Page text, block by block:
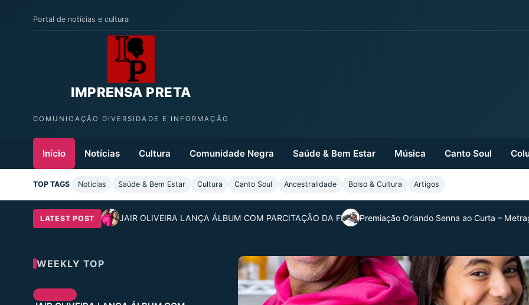
Portal de notícias e cultura
IMPRENSA PRETA
COMUNICAÇÃO DIVERSIDADE E INFORMAÇÃO
Início Notícias Cultura Comunidade Negra Saúde & Bem Estar Música Canto Soul
TOP TAGS Noticias Saúde & Bem Estar Cultura Canto Soul Ancestralidade Bolso & Cultura Artigos
LATEST POST JAIR OLIVEIRA LANÇA ÁLBUM COM PARCITAÇÃO DA FILHAPremiação Orlando Senna ao Curta –
WEEKLY TOP